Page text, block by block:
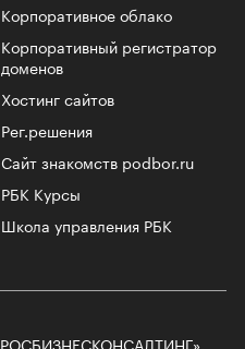
Корпоративное облако
Корпоративный регистратор
доменов
Хостинг сайтов
Рег.решения
Сайт знакомств podbor.ru
РБК Курсы
Школа управления РБК